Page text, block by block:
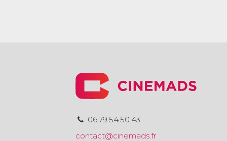
06.79.54.50.43
contact@cinemads.fr